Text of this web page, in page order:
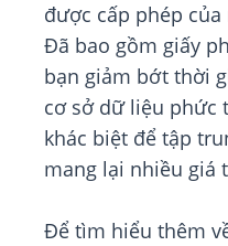
được cấp phép
Đã bao gồm giấy
bạn giảm bớt thời
cơ sở dữ liệu phức
khác biệt để tập
mang lại nhiều giá
Để tìm hiểu thêm